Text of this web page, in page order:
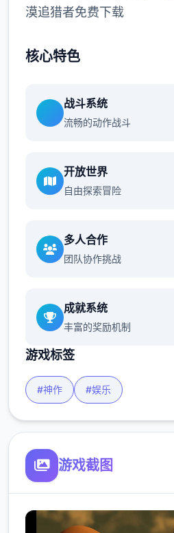
漠追猎者免费下载
核心特色
战斗系统
流畅的动作战斗
开放世界
自由探索冒险
多人合作
团队协作挑战
成就系统
丰富的奖励机制
游戏标签
#神作 #娱乐
游戏截图